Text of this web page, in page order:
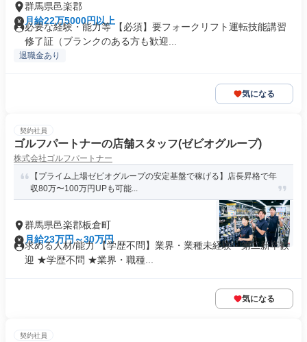
群馬県邑楽郡
月給22万5000円以上
必要な経験・能力等 【必須】要フォークリフト運転技能講習
修了証（ブランクのある方も歓迎...
退職金あり
気になる
契約社員
ゴルフパートナーの店舗スタッフ(ゼビオグループ)
株式会社ゴルフパートナー
【プライム上場ゼビオグループの安定基盤で稼げる】店長昇格で年
収80万〜100万円UPも可能...
群馬県邑楽郡板倉町
月給23万円～30万円
求める人材/能力 【学歴不問】業界・業種未経験・第⼆新卒歓
迎 ★学歴不問 ★業界・職種...
気になる
契約社員